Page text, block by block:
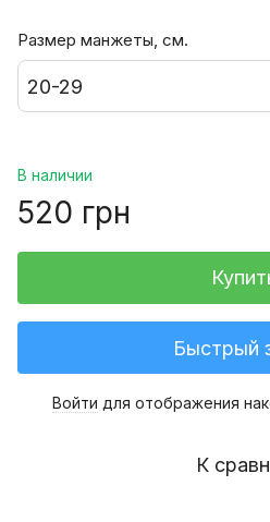
Размер манжеты, см.
20-29
В наличии
520 грн
Быстрый
Войти для отображения
К